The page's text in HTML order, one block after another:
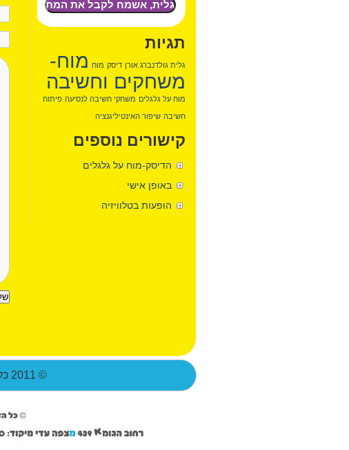
תגיות
גלית גולדנברג אורן דיסק מוח מוח-
משחקים וחשיבה
מוח על גלגלים משחקי חשיבה לנסיעה פיתוח
חשיבה שיפור האינטיליגנציה
קישורים נוספים
הדיסק-מוח על גלגלים
באופן אישי
הופעות בטלוויזיה
© 2011 כל הזכויות שמורות לגלית אורן גולדנברג -